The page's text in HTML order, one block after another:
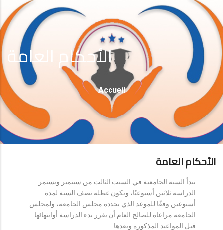
الأحكام العامة
Fil
D'Ariane
Accueil
الأحكام العامة
تبدأ السنة الجامعية في السبت الثالث من سبتمبر وتستمر
الدراسة ثلاثين أسبوعيًا، وتكون عطلة نصف السنة لمدة
أسبوعين وفقًا للموعد الذي يحدده مجلس الجامعة، ولمجلس
الجامعة مراعاة للصالح العام أن يقرر بدء الدراسة أوانتهائها
قبل المواعيد المذكورة وبعدها.